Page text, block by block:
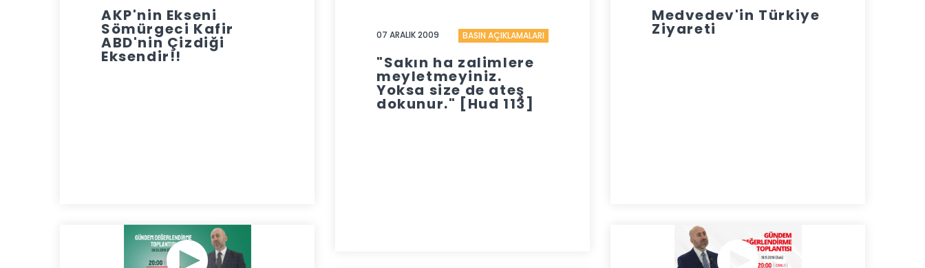
AKP'nin Ekseni
Sömürgeci Kafir
ABD'nin Çizdiği
Eksendir!!
Medvedev'in Türkiye
Ziyareti
07 ARALIK 2009 BASIN AÇIKLAMALARI
"Sakın ha zalimlere
meyletmeyiniz.
Yoksa size de ateş
dokunur." [Hud 113]